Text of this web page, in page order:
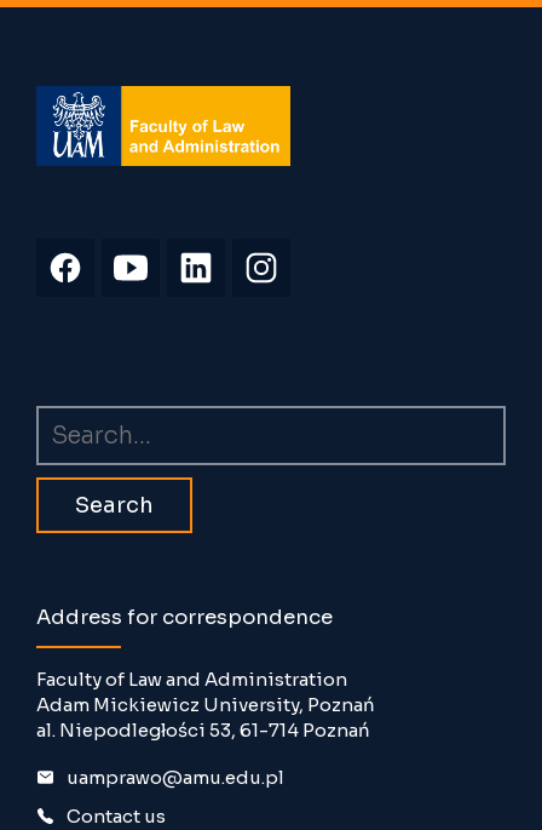
Search
Address for correspondence
Faculty of Law and Administration
Adam Mickiewicz University, Poznań
al. Niepodległości 53, 61-714 Poznań
uamprawo@amu.edu.pl
Contact us